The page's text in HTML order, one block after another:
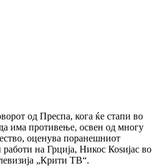
од Преспа, кога ќе стапи во
има противење, освен од многу
оценува поранешниот
на Грција, Никос Коѕијас во
„Крити ТВ“.